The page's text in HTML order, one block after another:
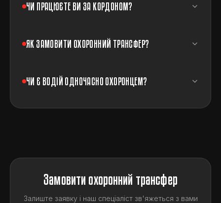
ЧИ ПРАЦЮЄТЕ ВИ ЗА КОРДОНОМ?
ЯК ЗАМОВИТИ ОХОРОННИЙ ТРАНСФЕР?
ЧИ Є ВОДІЙ ОДНОЧАСНО ОХОРОНЦЕМ?
Замовити охоронний трансфер
Залиште заявку і наш спеціаліст зв'яжеться з вами